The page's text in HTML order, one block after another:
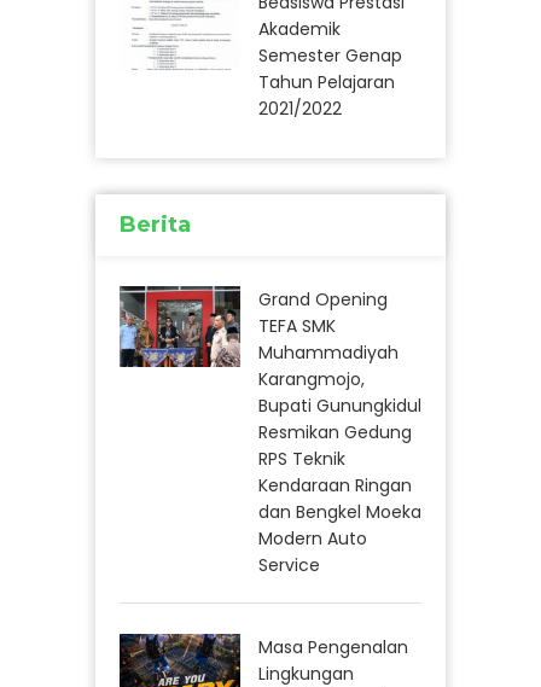
Akademik
Semester Genap
Tahun Pelajaran
2021/2022
Berita
Grand Opening
TEFA SMK
Muhammadiyah
Karangmojo,
Bupati Gunungkidul
Resmikan Gedung
RPS Teknik
Kendaraan Ringan
dan Bengkel Moeka
Modern Auto
Service
Masa Pengenalan
Lingkungan